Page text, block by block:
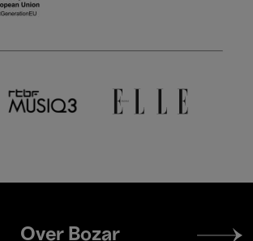
Footer
Over Bozar